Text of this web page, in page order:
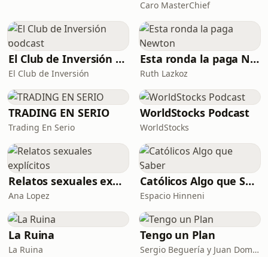
Caro MasterChief
El Club de Inversión podcast
El Club de Inversión
Esta ronda la paga Newton
Ruth Lazkoz
TRADING EN SERIO
Trading En Serio
WorldStocks Podcast
WorldStocks
Relatos sexuales explícitos
Ana Lopez
Católicos Algo que Saber
Espacio Hinneni
La Ruina
La Ruina
Tengo un Plan
Sergio Beguería y Juan Domínguez